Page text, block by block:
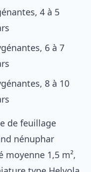
4 à 5
6 à 7
8 à 10
de feuillage
nénuphar
moyenne 1,5 m²,